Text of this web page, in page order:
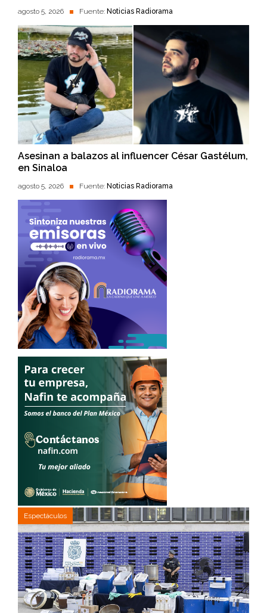
agosto 5, 2026 Fuente: Noticias Radiorama
Asesinan a balazos al influencer César Gastélum,
en Sinaloa
agosto 5, 2026 Fuente: Noticias Radiorama
Espectáculos